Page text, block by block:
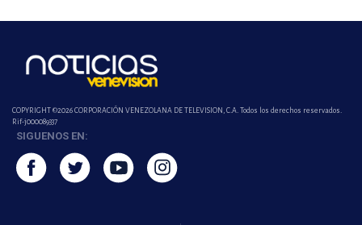
COPYRIGHT ©2026 CORPORACIÓN VENEZOLANA DE TELEVISION, C.A. Todos los derechos reservados.
Rif-j000089337
SIGUENOS EN: